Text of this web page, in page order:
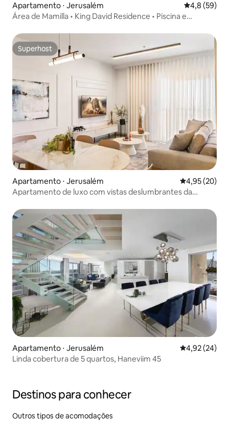
Apartamento ⋅ Jerusalém 4,8 de uma
4,8 (59)
Área de Mamilla • King David Residence • Piscina e
Superhost
Superhost
Apartamento ⋅ Jerusalém 4,95 de uma
4,95 (20)
Apartamento de luxo com vistas deslumbrantes da
Apartamento ⋅ Jerusalém 4,92 de uma
4,92 (24)
Linda cobertura de 5 quartos, Haneviim 45
Destinos para conhecer
Outros tipos de acomodações